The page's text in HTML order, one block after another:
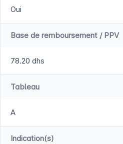
Oui
Base de remboursement / PPV
78.20 dhs
Tableau
A
Indication(s)